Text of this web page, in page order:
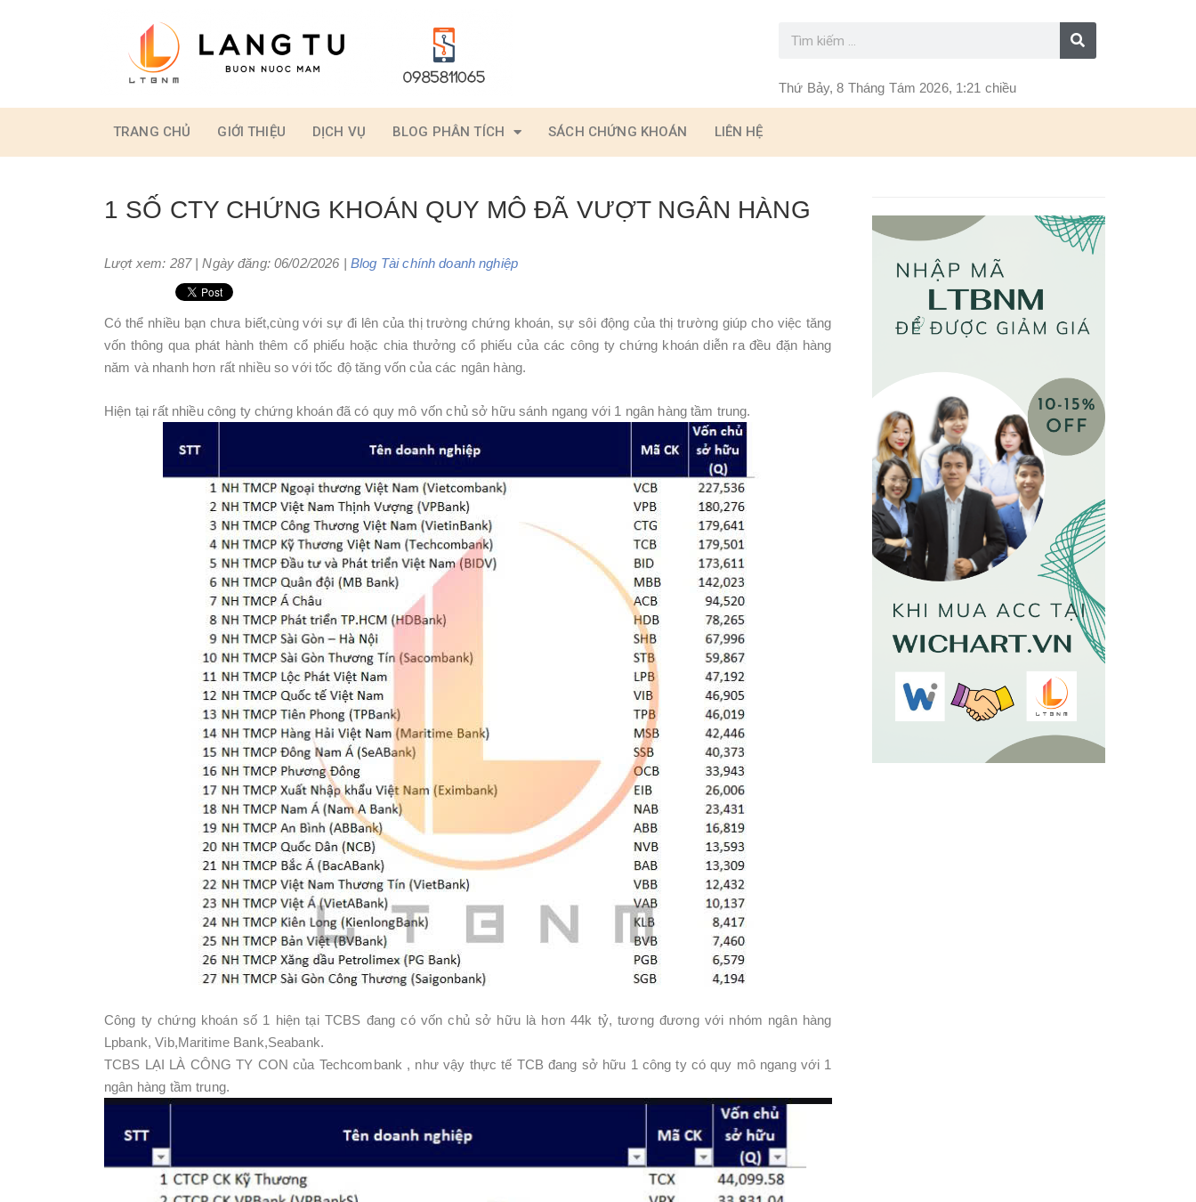
Thứ Bảy, 8 Tháng Tám 2026, 1:21 chiều
TRANG CHỦ GIỚI THIỆU DỊCH VỤ BLOG PHÂN TÍCH SÁCH CHỨNG KHOÁN LIÊN HỆ
1 SỐ CTY CHỨNG KHOÁN QUY MÔ ĐÃ VƯỢT NGÂN HÀNG
Lượt xem: 287 | Ngày đăng: 06/02/2026 | Blog Tài chính doanh nghiệp
Có thể nhiều bạn chưa biết,cùng với sự đi lên của thị trường chứng khoán, sự sôi động của thị trường giúp cho việc tăng
vốn thông qua phát hành thêm cổ phiếu hoặc chia thưởng cổ phiếu của các công ty chứng khoán diễn ra đều đặn hàng
năm và nhanh hơn rất nhiều so với tốc độ tăng vốn của các ngân hàng.
Hiện tại rất nhiều công ty chứng khoán đã có quy mô vốn chủ sở hữu sánh ngang với 1 ngân hàng tầm trung.
Công ty chứng khoán số 1 hiện tại TCBS đang có vốn chủ sở hữu là hơn 44k tỷ, tương đương với nhóm ngân hàng
Lpbank, Vib,Maritime Bank,Seabank.
TCBS LẠI LÀ CÔNG TY CON của Techcombank , như vậy thực tế TCB đang sở hữu 1 công ty có quy mô ngang với 1
ngân hàng tầm trung.